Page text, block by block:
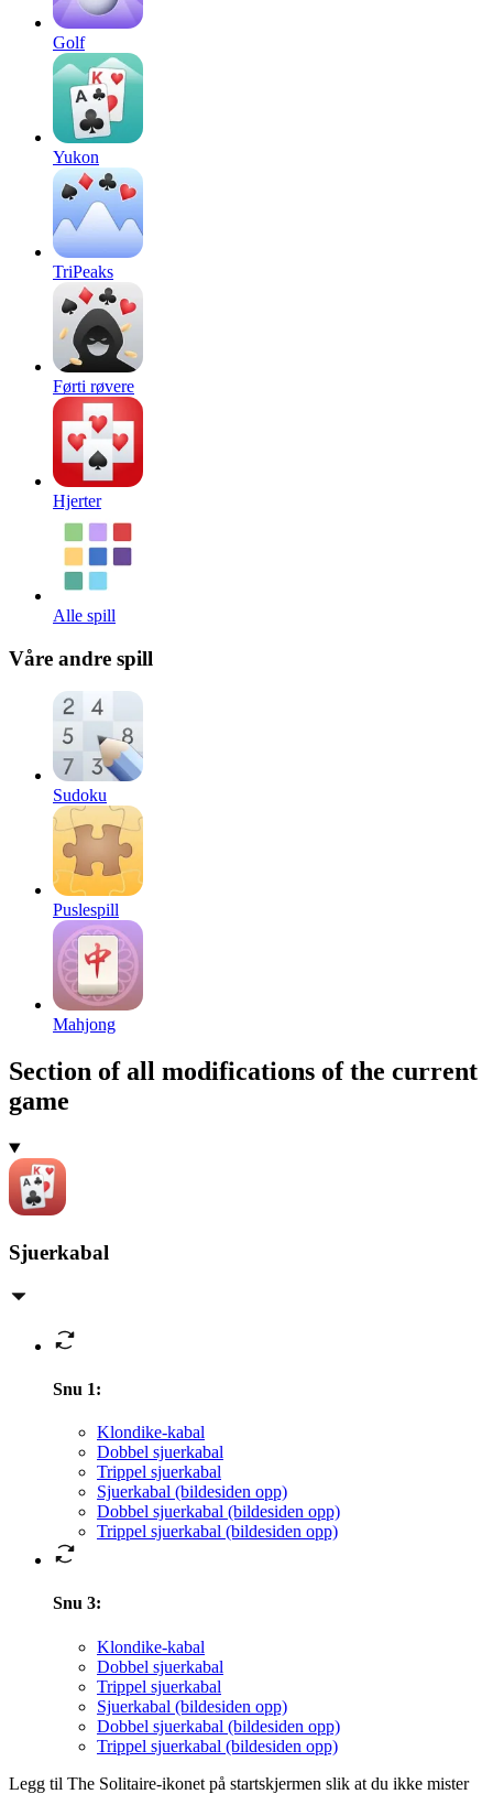
Golf
Yukon
TriPeaks
Førti røvere
Hjerter
Alle spill
Våre andre spill
Sudoku
Puslespill
Mahjong
Section of all modifications of the current
game
Sjuerkabal
Snu 1:
Klondike-kabal
Dobbel sjuerkabal
Trippel sjuerkabal
Sjuerkabal (bildesiden opp)
Dobbel sjuerkabal (bildesiden opp)
Trippel sjuerkabal (bildesiden opp)
Snu 3:
Klondike-kabal
Dobbel sjuerkabal
Trippel sjuerkabal
Sjuerkabal (bildesiden opp)
Dobbel sjuerkabal (bildesiden opp)
Trippel sjuerkabal (bildesiden opp)
Legg til The Solitaire-ikonet på startskjermen slik at du ikke mister